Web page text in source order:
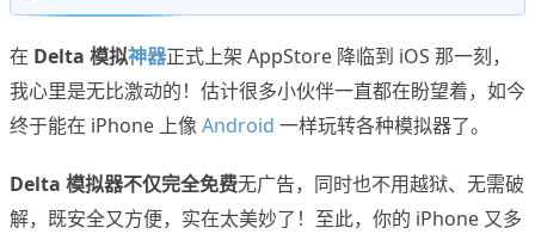
在 Delta 模拟神器正式上架 AppStore 降临到 iOS 那一刻，
我心里是无比激动的！估计很多小伙伴一直都在盼望着，如今
终于能在 iPhone 上像 Android 一样玩转各种模拟器了。
Delta 模拟器不仅完全免费无广告，同时也不用越狱、无需破
解，既安全又方便，实在太美妙了！至此，你的 iPhone 又多